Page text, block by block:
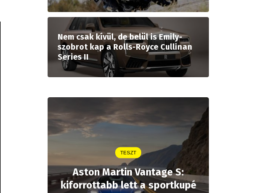
Nem csak kívül, de belül is Emily-
szobrot kap a Rolls-Royce Cullinan
Series II
TESZT
Aston Martin Vantage S:
kiforrottabb lett a sportkupé